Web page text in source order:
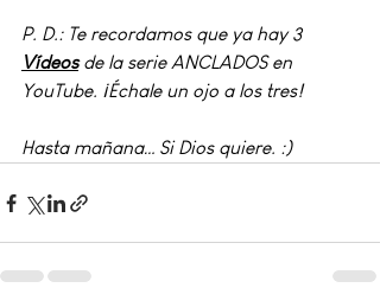
P. D.: Te recordamos que ya hay 3
Vídeos de la serie ANCLADOS en
YouTube. ¡Échale un ojo a los tres!
Hasta mañana… Si Dios quiere. :)